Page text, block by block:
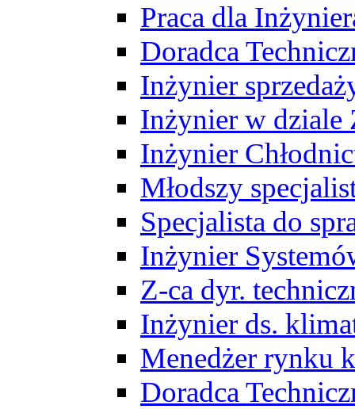
Praca dla
Doradca
Inżynier
Inżynier w dziale
Inżynier
Młodszy
Specjalista do
Inżynier
Z-ca dyr.
Inżynier ds.
Menedżer rynku
Doradca